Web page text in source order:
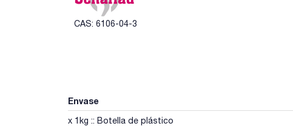
CAS: 6106-04-3
Envase
x 1kg :: Botella de plástico